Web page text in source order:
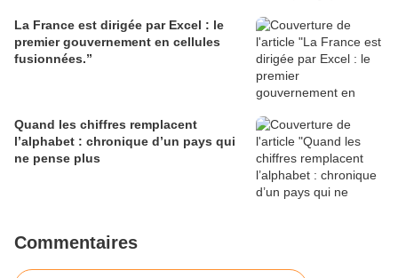
La France est dirigée par Excel : le
premier gouvernement en cellules
fusionnées.”
Quand les chiffres remplacent
l’alphabet : chronique d’un pays qui
ne pense plus
Commentaires